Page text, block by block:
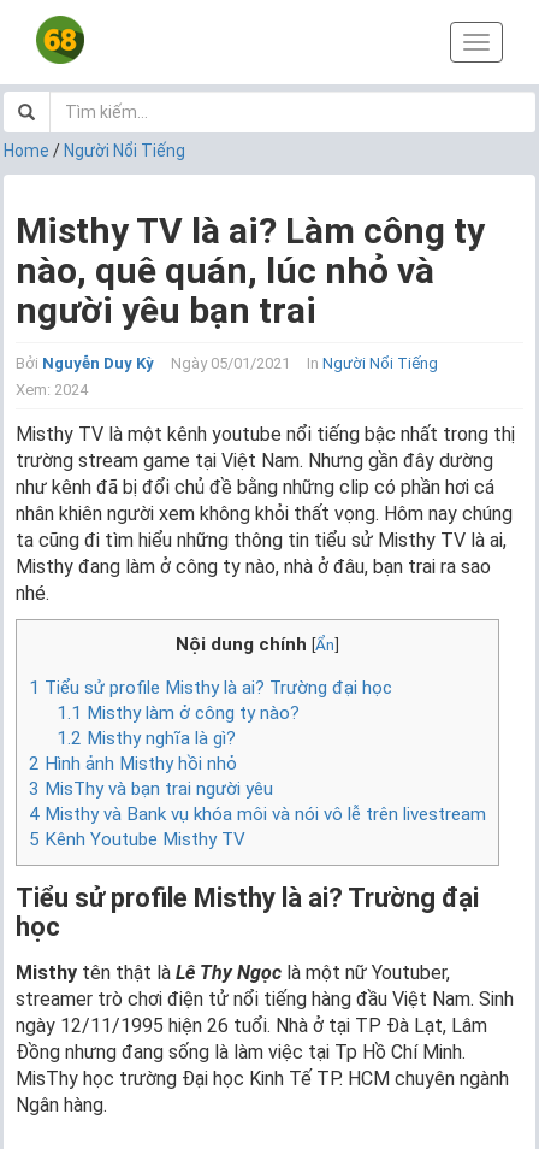
T
o
g
v
Home / Người Nổi Tiếng
Misthy TV là ai? Làm công ty
nào, quê quán, lúc nhỏ và
người yêu bạn trai
Bởi Nguyễn Duy Kỳ Ngày 05/01/2021 In Người Nổi Tiếng
Xem: 2024
Misthy TV là một kênh youtube nổi tiếng bậc nhất trong thị
trường stream game tại Việt Nam. Nhưng gần đây dường
như kênh đã bị đổi chủ đề bằng những clip có phần hơi cá
nhân khiên người xem không khỏi thất vọng. Hôm nay chúng
ta cũng đi tìm hiểu những thông tin tiểu sử Misthy TV là ai,
Misthy đang làm ở công ty nào, nhà ở đâu, bạn trai ra sao
nhé.
Nội dung chính [Ẩn]
1 Tiểu sử profile Misthy là ai? Trường đại học
1.1 Misthy làm ở công ty nào?
1.2 Misthy nghĩa là gì?
2 Hình ảnh Misthy hồi nhỏ
3 MisThy và bạn trai người yêu
4 Misthy và Bank vụ khóa môi và nói vô lễ trên livestream
5 Kênh Youtube Misthy TV
Tiểu sử profile Misthy là ai? Trường đại
học
Misthy tên thật là Lê Thy Ngọc là một nữ Youtuber,
streamer trò chơi điện tử nổi tiếng hàng đầu Việt Nam. Sinh
ngày 12/11/1995 hiện 26 tuổi. Nhà ở tại TP Đà Lạt, Lâm
Đồng nhưng đang sống là làm việc tại Tp Hồ Chí Minh.
MisThy học trường Đại học Kinh Tế TP. HCM chuyên ngành
Ngân hàng.